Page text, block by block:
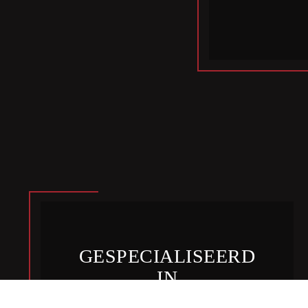
GESPECIALISEERD
IN